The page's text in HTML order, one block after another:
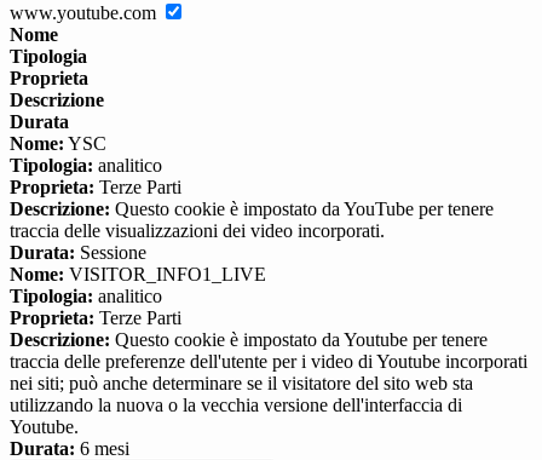
www.youtube.com
Nome
Tipologia
Proprieta
Descrizione
Durata
Nome: YSC
Tipologia: analitico
Proprieta: Terze Parti
Descrizione: Questo cookie è impostato da YouTube per tenere
traccia delle visualizzazioni dei video incorporati.
Durata: Sessione
Nome: VISITOR_INFO1_LIVE
Tipologia: analitico
Proprieta: Terze Parti
Descrizione: Questo cookie è impostato da Youtube per tenere
traccia delle preferenze dell'utente per i video di Youtube incorporati
nei siti; può anche determinare se il visitatore del sito web sta
utilizzando la nuova o la vecchia versione dell'interfaccia di
Youtube.
Durata: 6 mesi